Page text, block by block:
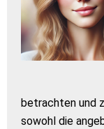
betrachten und
sowohl die